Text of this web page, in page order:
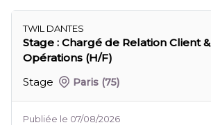
TWIL DANTES
Stage : Chargé de Relation Client &
Opérations (H/F)
Stage
Paris (75)
Publiée le 07/08/2026